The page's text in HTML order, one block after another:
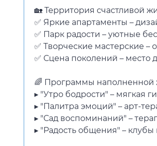
🏡 Территория счастливой
✅ Яркие апартаменты –
✅ Парк радости – уютные
✅ Творческие мастерские –
✅ Сцена поколений – место
🌈 Программы наполненной
▸ "Утро бодрости" – мягкая
▸ "Палитра эмоций" – арт-
▸ "Сад воспоминаний" –
▸ "Радость общения" –